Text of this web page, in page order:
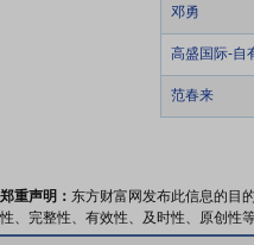
邓勇
高盛国际-自
范春来
郑重声明： 东方财富网发布此信息的目
性、完整性、有效性、及时性、原创性